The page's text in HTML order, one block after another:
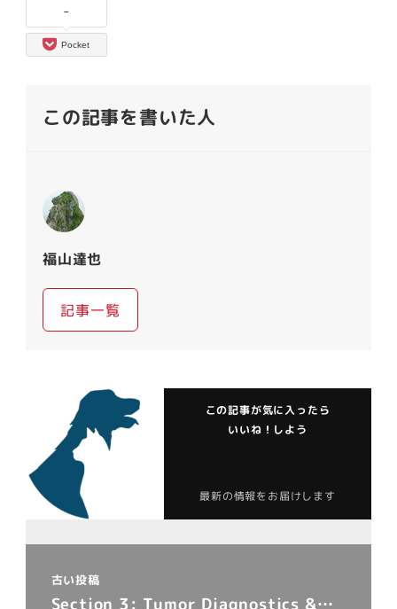
-
Pocket
この記事を書いた人
福山達也
記事一覧
この記事が気に入ったら
いいね！しよう
最新の情報をお届けします
古い投稿
Section 3: Tumor Diagnostics &…